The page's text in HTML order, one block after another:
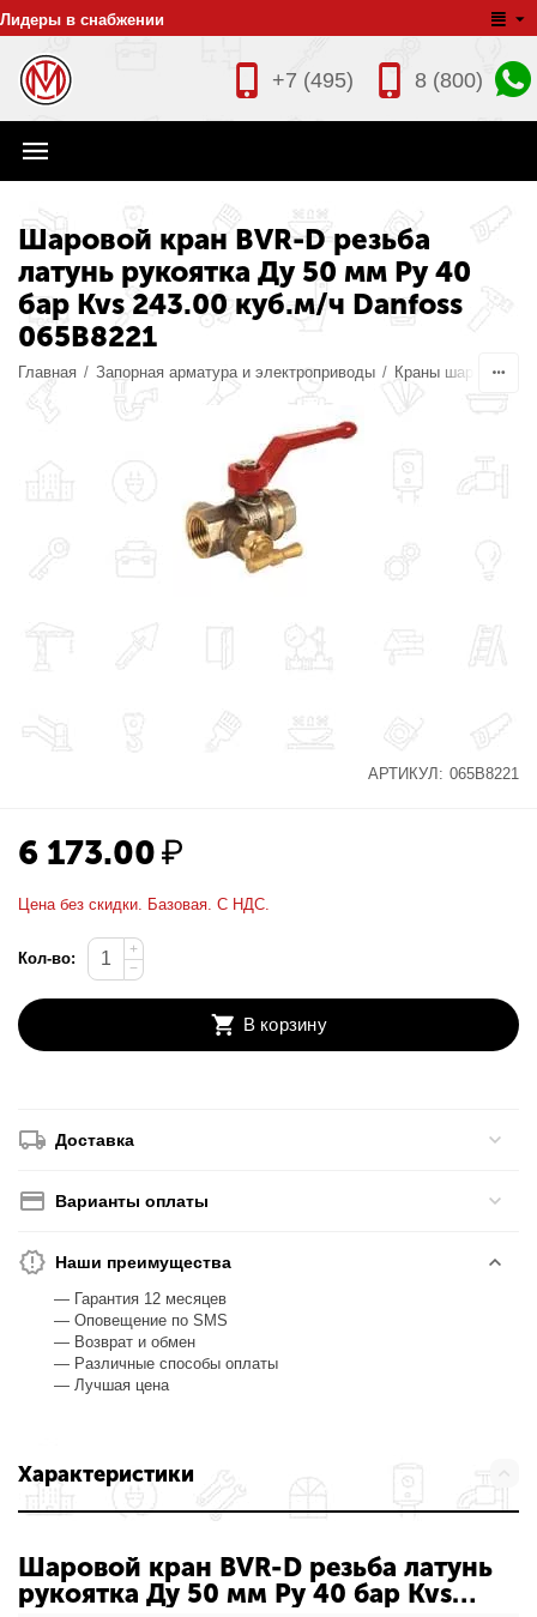
Лидеры в снабжении
8 (800)
+7 (495)
Шаровой кран BVR-D резьба
латунь рукоятка Ду 50 мм Ру 40
бар Kvs 243.00 куб.м/ч Danfoss
065B8221
Главная / Запорная арматура и электроприводы / Краны шаровые
АРТИКУЛ: 065B8221
6 173.00₽
Цена без скидки. Базовая. С НДС.
Кол-во:
+
−
В корзину
Доставка
Варианты оплаты
Наши преимущества
— Гарантия 12 месяцев
— Оповещение по SMS
— Возврат и обмен
— Различные способы оплаты
— Лучшая цена
Характеристики
Шаровой кран BVR-D резьба латунь
рукоятка Ду 50 мм Ру 40 бар Kvs